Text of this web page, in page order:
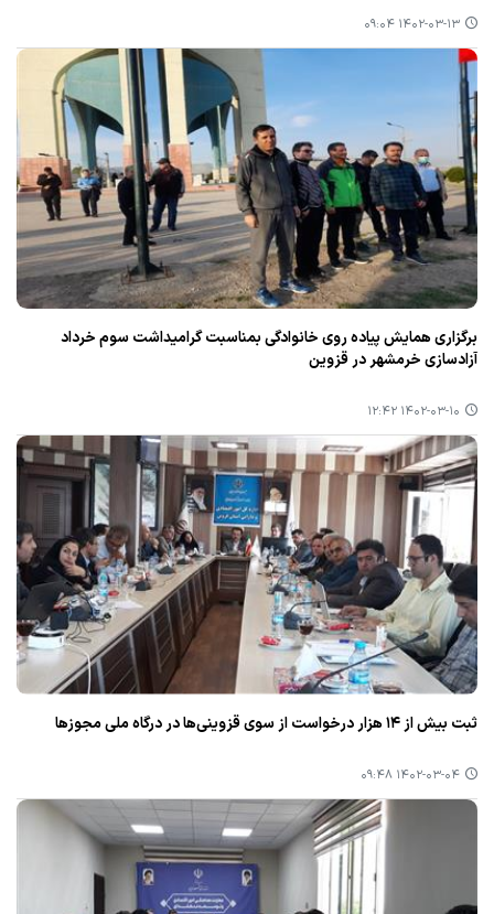
۱۴۰۲-۰۳-۱۳ ۰۹:۰۴
برگزاری همایش پیاده روی خانوادگی بمناسبت گرامیداشت سوم خرداد
آزادسازی خرمشهر در قزوین
۱۴۰۲-۰۳-۱۰ ۱۲:۴۲
ثبت بیش از ۱۴ هزار درخواست از سوی قزوینی‌ها در درگاه ملی مجوزها
۱۴۰۲-۰۳-۰۴ ۰۹:۴۸